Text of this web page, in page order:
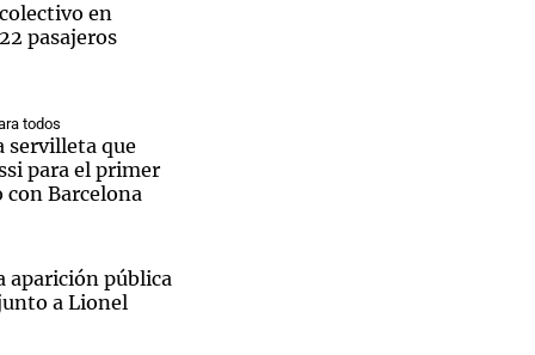
en
pasajeros
todos
servilleta que
para el primer
con Barcelona
aparición pública
a Lionel